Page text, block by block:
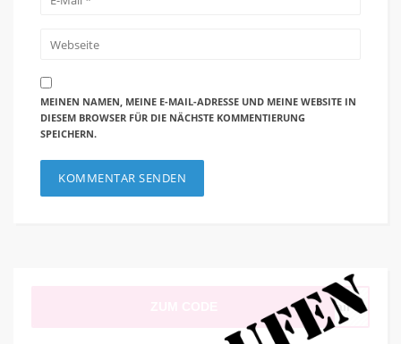
MEINEN NAMEN, MEINE E-MAIL-ADRESSE UND MEINE WEBSITE IN
DIESEM BROWSER FÜR DIE NÄCHSTE KOMMENTIERUNG
SPEICHERN.
Mail